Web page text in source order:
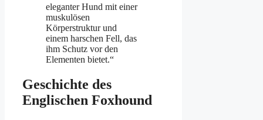
eleganter Hund mit einer
muskulösen
Körperstruktur und
einem harschen Fell, das
ihm Schutz vor den
Elementen bietet.“
Geschichte des
Englischen Foxhound